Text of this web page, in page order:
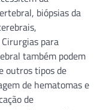
biópsias da
para
também podem
outros tipos de
de hematomas e
de